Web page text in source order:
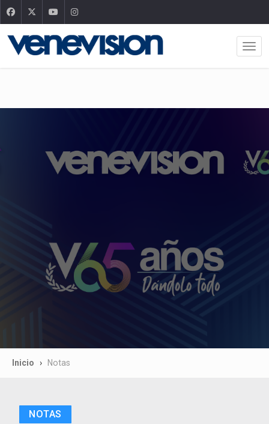
Inicio Notas
NOTAS